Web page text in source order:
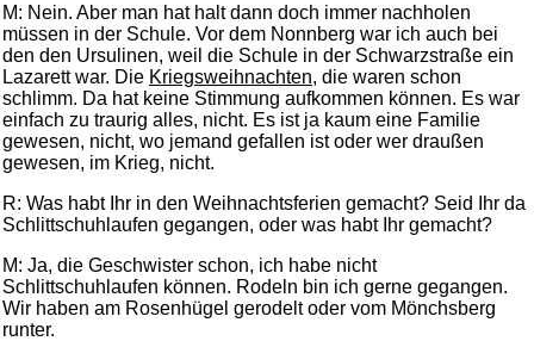
M: Nein. Aber man hat halt dann doch immer nachholen
müssen in der Schule. Vor dem Nonnberg war ich auch bei
den den Ursulinen, weil die Schule in der Schwarzstraße ein
Lazarett war. Die Kriegsweihnachten, die waren schon
schlimm. Da hat keine Stimmung aufkommen können. Es war
einfach zu traurig alles, nicht. Es ist ja kaum eine Familie
gewesen, nicht, wo jemand gefallen ist oder wer draußen
gewesen, im Krieg, nicht.
R: Was habt Ihr in den Weihnachtsferien gemacht? Seid Ihr da
Schlittschuhlaufen gegangen, oder was habt Ihr gemacht?
M: Ja, die Geschwister schon, ich habe nicht
Schlittschuhlaufen können. Rodeln bin ich gerne gegangen.
Wir haben am Rosenhügel gerodelt oder vom Mönchsberg
runter.